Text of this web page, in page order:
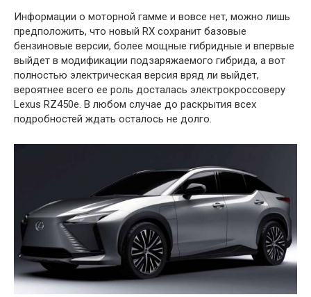
Информации о моторной гамме и вовсе нет, можно лишь
предположить, что новый RX сохранит базовые
бензиновые версии, более мощные гибридные и впервые
выйдет в модификации подзаряжаемого гибрида, а вот
полностью электрическая версия вряд ли выйдет,
вероятнее всего ее роль досталась электрокроссоверу
Lexus RZ450e. В любом случае до раскрытия всех
подробностей ждать осталось не долго.